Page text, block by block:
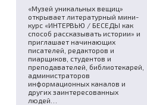
«Музей уникальных вещиц»
открывает литературный мини-
курс «ИНТЕРВЬЮ / БЕСЕДЫ как
способ рассказывать истории» и
приглашает начинающих
писателей, редакторов и
пиарщиков, студентов и
преподавателей, библиотекарей,
администраторов
информационных каналов и
других заинтересованных
людей…